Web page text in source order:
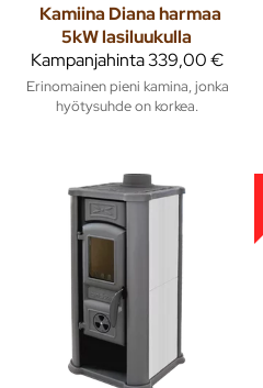
Kamiina Diana harmaa
5kW lasiluukulla
Kampanjahinta339,00 €
Erinomainen pieni kamina, jonka
hyötysuhde on korkea.